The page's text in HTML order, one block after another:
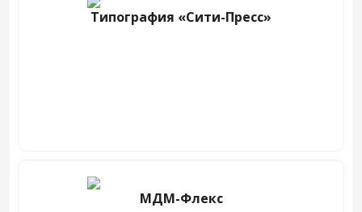
Типография «Сити-Пресс»
МДМ-Флекс